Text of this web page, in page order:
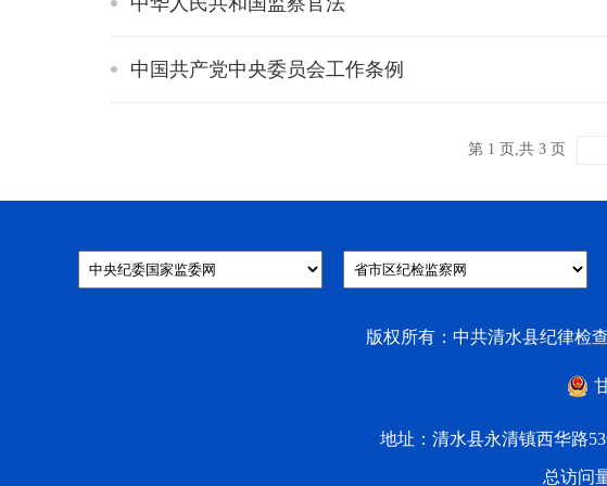
中国共产党中央委员会工作条例
第 1 页,共 3 页
版权所有：中共清水县纪律检
地址：清水县永清镇西华路53
总访问